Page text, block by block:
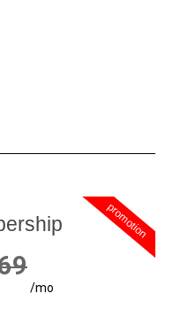
promotion
/mo